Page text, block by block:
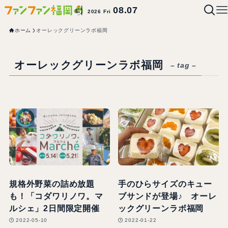
2026 Fri08.07
ホーム オーレックグリーンラボ福岡
オーレックグリーンラボ福岡 – tag –
規格外野菜の詰め放題
も！「コダワリノワ。マ
ルシェ」2日間限定開催
2022-05-10
手のひらサイズのキュー
ブサンドが登場♪ オーレ
ックグリーンラボ福岡
2022-01-22